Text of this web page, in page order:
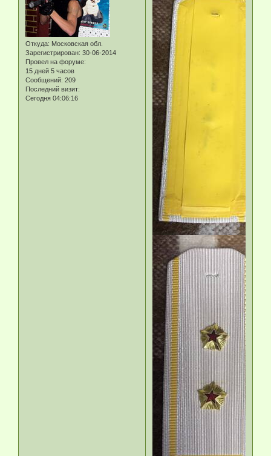
Откуда: Московская обл.
Зарегистрирован: 30-06-2014
Провел на форуме:
15 дней 5 часов
Сообщений: 209
Последний визит:
Сегодня 04:06:16